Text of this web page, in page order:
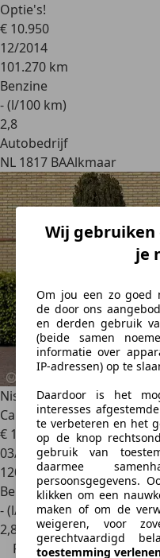
Optie's!
€ 10.950
12/2014
101.270 km
Benzine
- (l/100 km)
2,8
Autobedrijf
NL 1817 BAAlkmaar
Nissan Qashqai 1.2 N-
€ 13.495 € 14.495,-
03/2018
120.669 km
Benzine
- (l/100 km)
2,8
Prijsdaling
Wij gebruiken
je
Om jou een zo goed
de door ons
en derden gebruik
(beide samen
informatie over
IP-adressen) op te
Daardoor is het
interesses
te verbeteren en het
op de knop
gebruik van
daarmee
persoonsgegevens.
klikken om een
maken of om de
weigeren, voor
gerechtvaardigd
toestemming